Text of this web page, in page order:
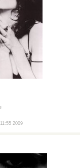
2009